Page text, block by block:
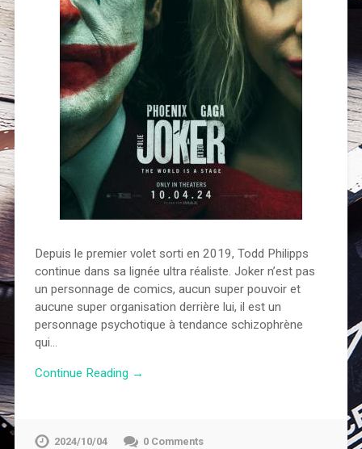
Depuis le premier volet sorti en 2019, Todd Philipps
continue dans sa lignée ultra réaliste. Joker n’est pas
un personnage de comics, aucun super pouvoir et
aucune super organisation derrière lui, il est un
personnage psychotique à tendance schizophrène
qui…
Continue Reading →
2024/10/04 0 Comments